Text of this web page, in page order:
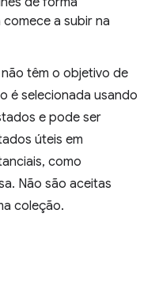
a subir na
têm o objetivo de
é selecionada usando
e pode ser
úteis em
como
Não são aceitas
coleção.